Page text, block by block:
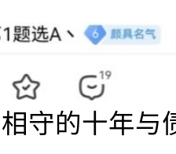
守的十年与